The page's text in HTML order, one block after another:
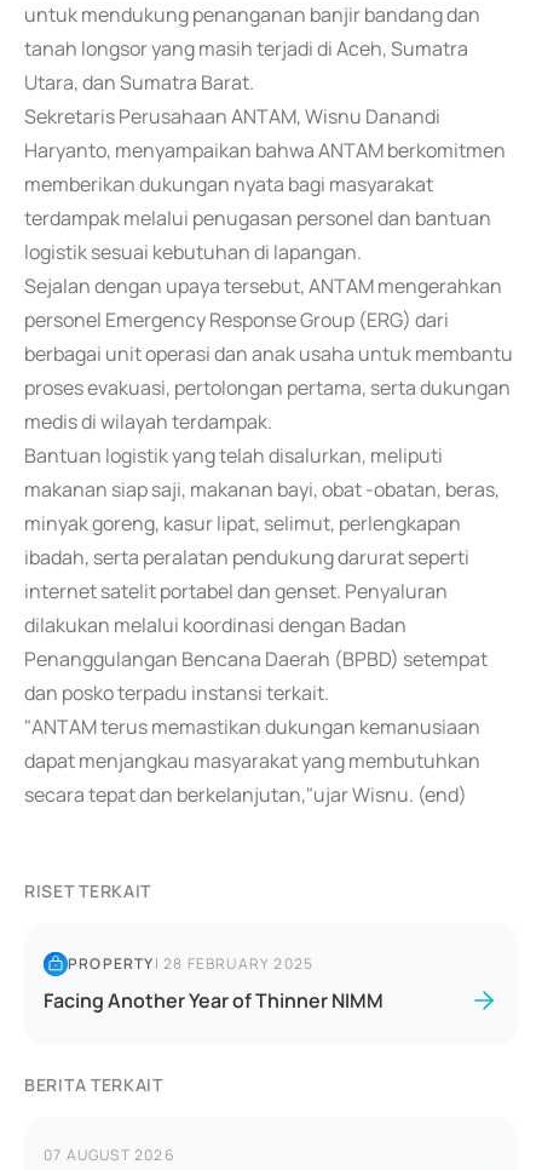
untuk mendukung penanganan banjir bandang dan
tanah longsor yang masih terjadi di Aceh, Sumatra
Utara, dan Sumatra Barat.
Sekretaris Perusahaan ANTAM, Wisnu Danandi
Haryanto, menyampaikan bahwa ANTAM berkomitmen
memberikan dukungan nyata bagi masyarakat
terdampak melalui penugasan personel dan bantuan
logistik sesuai kebutuhan di lapangan.
Sejalan dengan upaya tersebut, ANTAM mengerahkan
personel Emergency Response Group (ERG) dari
berbagai unit operasi dan anak usaha untuk membantu
proses evakuasi, pertolongan pertama, serta dukungan
medis di wilayah terdampak.
Bantuan logistik yang telah disalurkan, meliputi
makanan siap saji, makanan bayi, obat -obatan, beras,
minyak goreng, kasur lipat, selimut, perlengkapan
ibadah, serta peralatan pendukung darurat seperti
internet satelit portabel dan genset. Penyaluran
dilakukan melalui koordinasi dengan Badan
Penanggulangan Bencana Daerah (BPBD) setempat
dan posko terpadu instansi terkait.
"ANTAM terus memastikan dukungan kemanusiaan
dapat menjangkau masyarakat yang membutuhkan
secara tepat dan berkelanjutan,"ujar Wisnu. (end)
RISET TERKAIT
PROPERTY|28 FEBRUARY 2025
Facing Another Year of Thinner NIMM
BERITA TERKAIT
07 AUGUST 2026